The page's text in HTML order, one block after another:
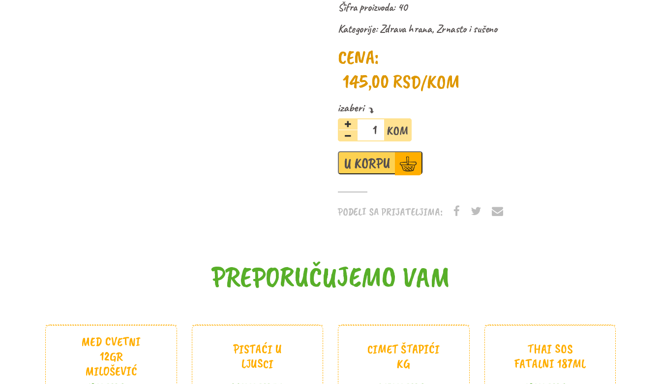
Šifra proizvoda: 40
Kategorije:Zdrava hrana, Zrnasto i sušeno
CENA:
145,00 RSD/KOM
Urma
kandirana
količina
U KORPU
PODELI SA PRIJATELJIMA:
PREPORUČUJEMO VAM
MED CVETNI
12GR
MILOŠEVIĆ
PISTAĆI U
LJUSCI
CIMET ŠTAPIĆI
KG
THAI SOS
FATALNI 187ML